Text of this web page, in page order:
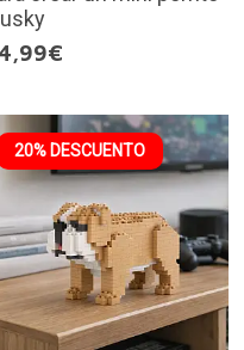
20% DESCUENTO